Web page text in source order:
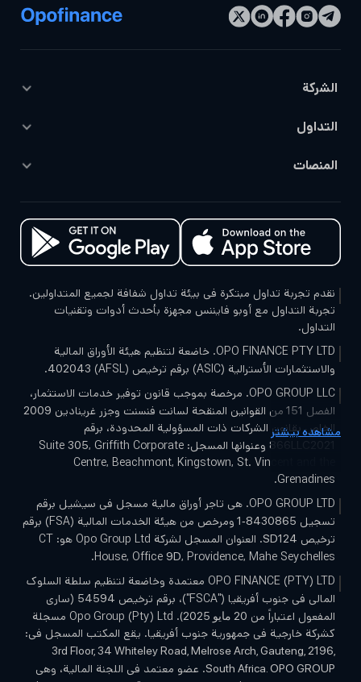
مشاهده بیشتر
الشركة
نبذة عنا
التداول
حسابات التداول
التداول بالتمويل
التداول الاجتماعي
المنصات
Tradingview
أوبو تريد
Mt4
Mt5
سی تریدر
نقدم تجربة تداول مبتكرة في بيئة تداول شفافة لجميع المتداولين.
تجربة التداول مع أوبو فايننس مجهزة بأحدث أدوات وتقنيات
التداول.
OPO FINANCE PTY LTD. خاضعة لتنظيم هيئة الأوراق المالية
والاستثمارات الأسترالية (ASIC) برقم ترخيص (AFSL)
402043
.
OPO GROUP LLC. مرخصة بموجب قانون توفير خدمات الاستثمار،
الفصل 151 من القوانين المنقحة لسانت فنسنت وجزر غرينادين 2009
الخاص بقانون الشركات ذات المسؤولية المحدودة، برقم
866LLC2021 وعنوانها المسجل: Suite 305, Griffith Corporate
Centre, Beachmont, Kingstown, St. Vincent and the
Grenadines.
OPO GROUP LTD. هي تاجر أوراق مالية مسجل في سيشيل برقم
تسجيل 8430865-1
ومرخص من هيئة الخدمات المالية (FSA) برقم
ترخيص SD124
. العنوان المسجل لشركة Opo Group Ltd هو: CT
House, Office 9D, Providence, Mahe Seychelles.
OPO FINANCE (PTY) LTD معتمدة وخاضعة لتنظيم سلطة السلوك
المالي في جنوب أفريقيا ("FSCA")، برقم ترخيص
54594 (ساري
المفعول اعتباراً من 20 مايو 2025)
. Opo Group (Pty) Ltd مسجلة
كشركة خارجية في جمهورية جنوب أفريقيا. يقع المكتب المسجل في:
3rd Floor, 34 Whiteley Road, Melrose Arch, Gauteng, 2196,
South Africa. OPO GROUP. عضو معتمد في اللجنة المالية، وهي